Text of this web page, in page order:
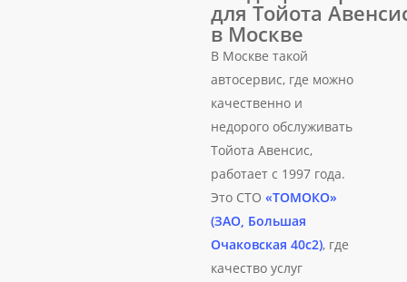
для Тойота
в Москве
В Москве такой
автосервис, где можно
качественно и
недорого обслуживать
Тойота Авенсис,
работает с 1997 года.
Это СТО «ТОМОКО»
(ЗАО, Большая
Очаковская 40с2), где
качество услуг